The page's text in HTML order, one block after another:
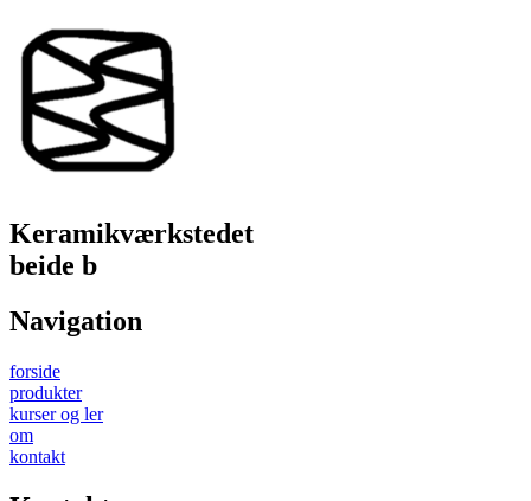
Keramikværkstedet
beide b
Navigation
forside
produkter
kurser og ler
om
kontakt